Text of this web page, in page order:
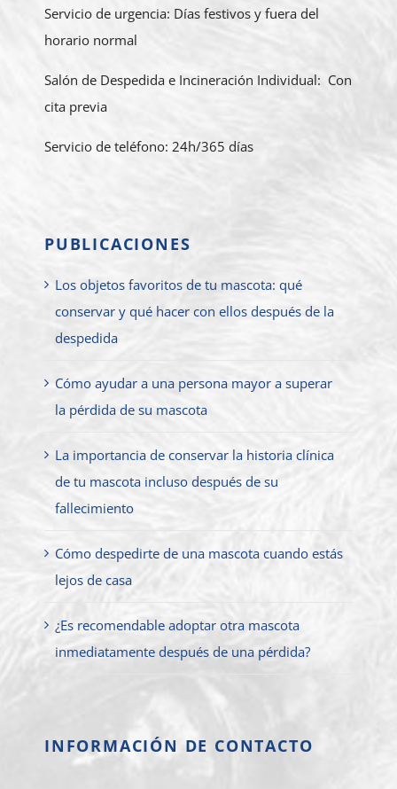
Servicio de urgencia: Días festivos y fuera del
horario normal
Salón de Despedida e Incineración Individual: Con
cita previa
Servicio de teléfono: 24h/365 días
PUBLICACIONES
Los objetos favoritos de tu mascota: qué
conservar y qué hacer con ellos después de la
despedida
Cómo ayudar a una persona mayor a superar
la pérdida de su mascota
La importancia de conservar la historia clínica
de tu mascota incluso después de su
fallecimiento
Cómo despedirte de una mascota cuando estás
lejos de casa
¿Es recomendable adoptar otra mascota
inmediatamente después de una pérdida?
INFORMACIÓN DE CONTACTO